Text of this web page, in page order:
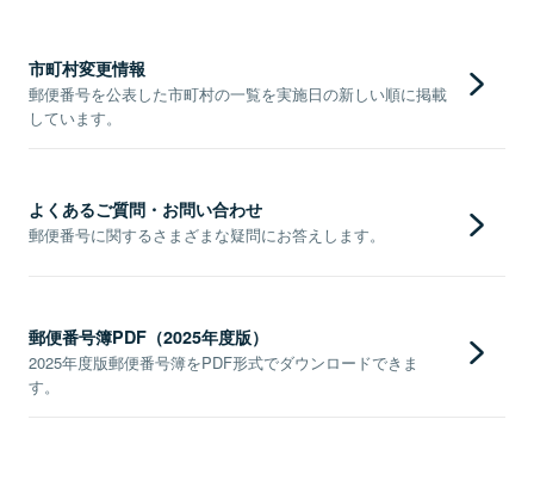
市町村変更情報
郵便番号を公表した市町村の一覧を実施日の新しい順に掲載
しています。
よくあるご質問・お問い合わせ
郵便番号に関するさまざまな疑問にお答えします。
郵便番号簿PDF（2025年度版）
2025年度版郵便番号簿をPDF形式でダウンロードできま
す。